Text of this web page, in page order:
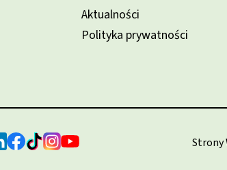
Aktualności
Polityka prywatności
Strony